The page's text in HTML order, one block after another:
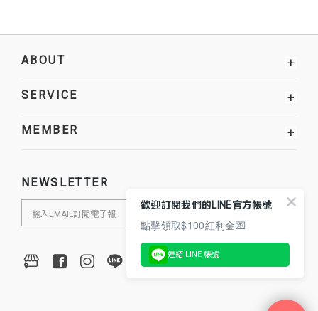
ABOUT +
SERVICE +
MEMBER +
NEWSLETTER
歡迎訂閱我們的LINE官方帳號
點擊領取$100紅利金💌
連結 LINE 帳號